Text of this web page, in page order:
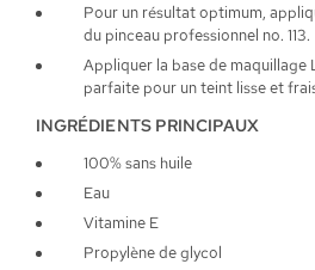
Pour un résultat optimum,
du pinceau professionnel no. 113.
Appliquer la base de maquillage
parfaite pour un teint lisse et
INGRÉDIENTS PRINCIPAUX
100% sans huile
Eau
Vitamine E
Propylène de glycol